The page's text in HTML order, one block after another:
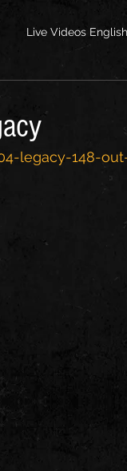
Live Videos English
legacy-148-out-